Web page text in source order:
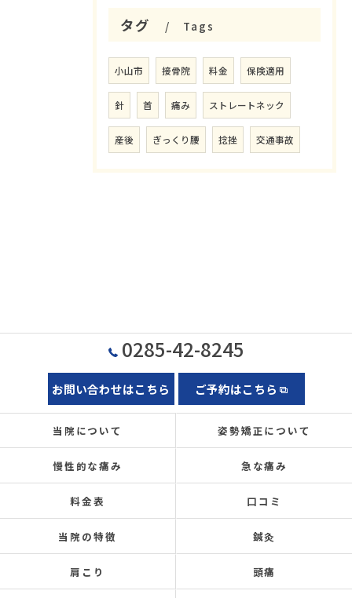
タグ Tags
小山市 接骨院 料金 保険適用
針 首 痛み ストレートネック
産後 ぎっくり腰 捻挫 交通事故
0285-42-8245
お問い合わせはこちら ご予約はこちら
当院について 姿勢矯正について
慢性的な痛み 急な痛み
料金表 口コミ
当院の特徴 鍼灸
肩こり 頭痛